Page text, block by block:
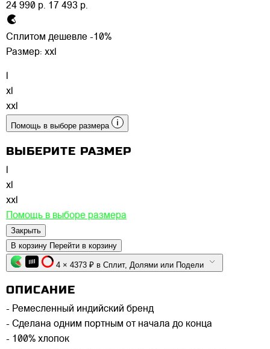
24 990 р. 17 493 р.
Сплитом дешевле -10%
Размер: xxl
xl
xxl
Помощь в выборе размера
ВЫБЕРИТЕ РАЗМЕР
xl
xxl
Помощь в выборе размера
Закрыть
В корзину Перейти в корзину
4 × 4373 ₽ в Сплит, Долями или Подели
ОПИСАНИЕ
- Ремесленный индийский бренд
- Сделана одним портным от начала до конца
- 100% хлопок